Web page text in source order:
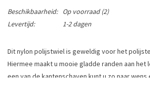
Beschikbaarheid: Op voorraad(2)
Levertijd:
1-2 dagen
Dit nylon polijstwiel is geweldig voor het
Hiermee maaktu mooie gladde randen aan het
een van de kantenschaven kunt u zo naar